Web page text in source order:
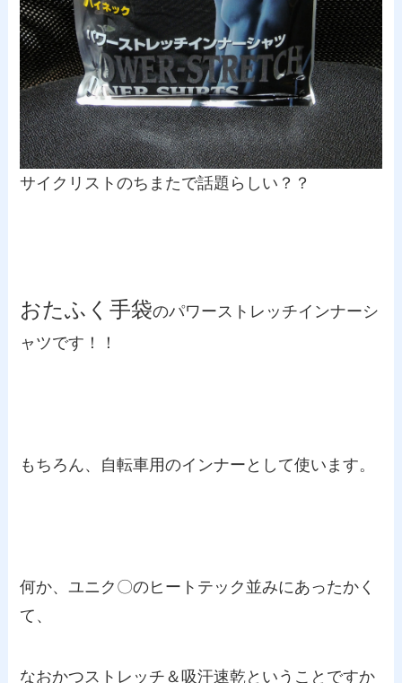
サイクリストのちまたで話題らしい？？
おたふく手袋のパワーストレッチインナーシ
ャツです！！
もちろん、自転車用のインナーとして使います。
何か、ユニク〇のヒートテック並みにあったかく
て、
なおかつストレッチ＆吸汗速乾ということですか